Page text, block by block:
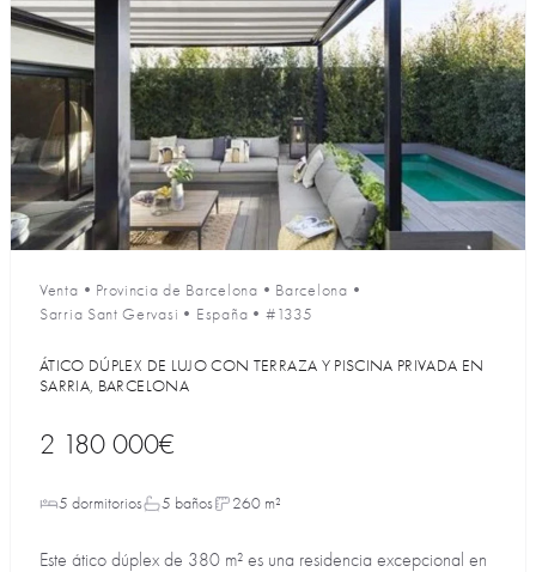
Venta • Provincia de Barcelona • Barcelona •
Sarria Sant Gervasi • España • #1335
ÁTICO DÚPLEX DE LUJO CON TERRAZA Y PISCINA PRIVADA EN
SARRIA, BARCELONA
2 180 000€
5 dormitorios 5 baños 260 m²
Este ático dúplex de 380 m² es una residencia excepcional en